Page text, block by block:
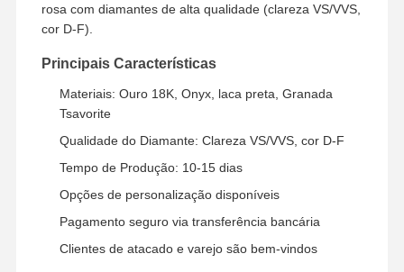
rosa com diamantes de alta qualidade (clareza VS/VVS,
cor D-F).
Principais Características
Materiais: Ouro 18K, Onyx, laca preta, Granada
Tsavorite
Qualidade do Diamante: Clareza VS/VVS, cor D-F
Tempo de Produção: 10-15 dias
Opções de personalização disponíveis
Pagamento seguro via transferência bancária
Clientes de atacado e varejo são bem-vindos